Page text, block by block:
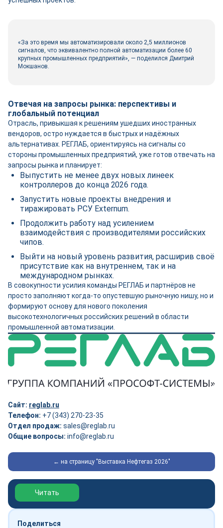
«За это время мы автоматизировали около 2,5 миллионов
сигналов, что эквивалентно полной автоматизации более 60
крупных промышленных предприятий», — поделился Дмитрий
Мокшанов.
Отвечая на запросы рынка: перспективы и
глобальный потенциал
Отрасль, привыкшая к решениям ушедших иностранных
вендоров, остро нуждается в быстрых и надёжных
альтернативах. РЕГЛАБ, ориентируясь на сигналы со
стороны промышленных предприятий, уже готов отвечать на
запросы рынка и планирует:
Выпустить не менее двух новых линеек
контроллеров до конца 2026 года.
Запустить новые проекты внедрения и
тиражировать РСУ Externum.
Продолжить работу над усилением
взаимодействия с производителями российских
чипов.
Выйти на новый уровень развития, расширив своё
присутствие как на внутреннем, так и на
международном рынках.
В совокупности усилия команды РЕГЛАБ и партнёров не
просто заполняют когда-то опустевшую рыночную нишу, но и
формируют основу для нового поколения
высокотехнологичных российских решений в области
промышленной автоматизации.
Сайт: reglab.ru
Телефон: +7 (343) 270-23-35
Отдел продаж: sales@reglab.ru
Общие вопросы: info@reglab.ru
← на страницу "Выставка Нефтегаз 2026"
Обзор выставки Нефтегаз-2026
Читать
Поделиться